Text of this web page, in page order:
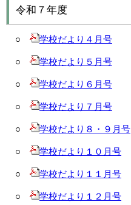
令和７年度
○ 学校だより４月号
○ 学校だより５月号
○ 学校だより６月号
○ 学校だより７月号
○ 学校だより８・９月号
○ 学校だより１０月号
○ 学校だより１１月号
○ 学校だより１２月号